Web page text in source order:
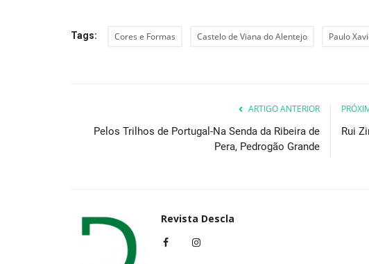
Tags: Cores e Formas Castelo de Viana do Alentejo Paulo
ARTIGO ANTERIOR
Pelos Trilhos de Portugal-Na Senda da Ribeira de
Pera, Pedrogão Grande
Rui
Revista Descla